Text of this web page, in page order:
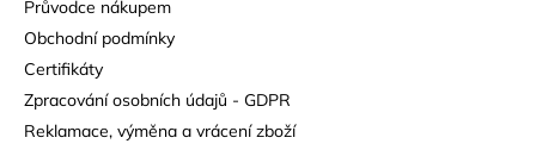
Průvodce nákupem
Obchodní podmínky
Certifikáty
Zpracování osobních údajů - GDPR
Reklamace, výměna a vrácení zboží